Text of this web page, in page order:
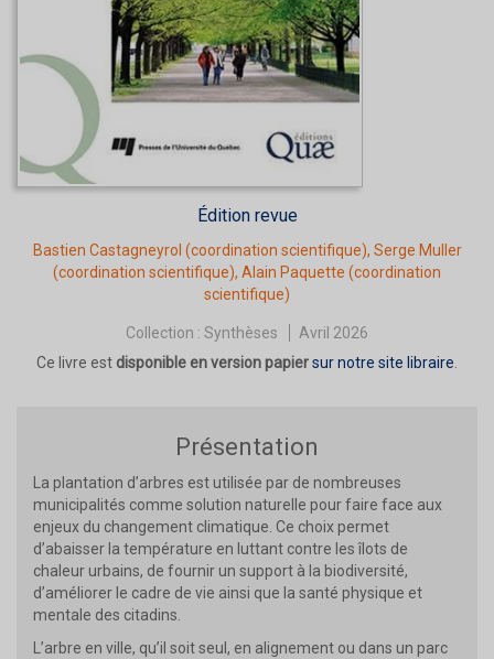
Édition revue
Bastien Castagneyrol (coordination scientifique), Serge Muller
(coordination scientifique), Alain Paquette (coordination
scientifique)
Collection : Synthèses
Avril 2026
Ce livre est disponible en version papiersur notre site libraire.
Présentation
La plantation d’arbres est utilisée par de nombreuses
municipalités comme solution naturelle pour faire face aux
enjeux du changement climatique. Ce choix permet
d’abaisser la température en luttant contre les îlots de
chaleur urbains, de fournir un support à la biodiversité,
d’améliorer le cadre de vie ainsi que la santé physique et
mentale des citadins.
L’arbre en ville, qu’il soit seul, en alignement ou dans un parc